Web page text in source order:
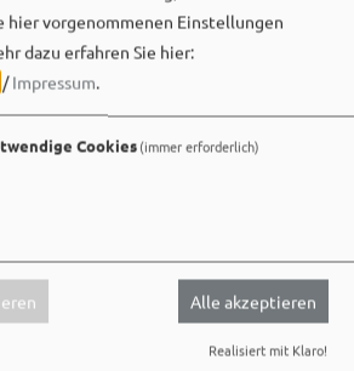
hier vorgenommenen Einstellungen
dazu erfahren Sie hier:
/Impressum.
Cookies(immer erforderlich)
Alle akzeptieren
Realisiert mit Klaro!